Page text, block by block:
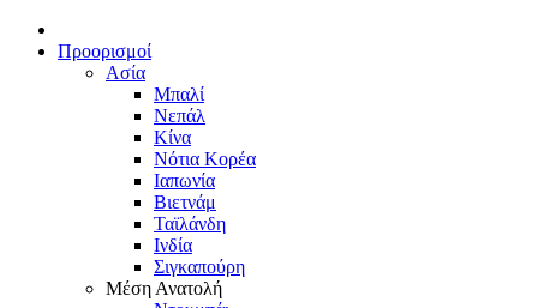
Προορισμοί
Ασία
Μπαλί
Νεπάλ
Κίνα
Νότια Κορέα
Ιαπωνία
Βιετνάμ
Ταϊλάνδη
Ινδία
Σιγκαπούρη
Μέση Ανατολή